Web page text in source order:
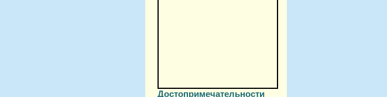
Достопримечательности